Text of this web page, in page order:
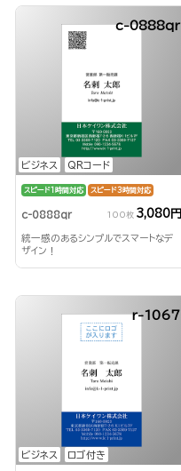
ビジネス QRコード
c-0888qr
スピード1時間対応 スピード3時間対応
c-0888qr 100枚 3,080円
統一感のあるシンプルでスマートなデ
ザイン！
ビジネス ロゴ付き
r-1067